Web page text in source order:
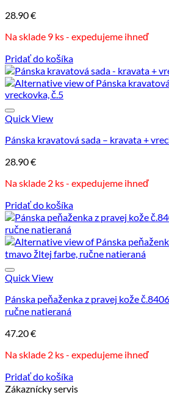
28.90€
Na sklade 9 ks - expedujeme ihneď
Pridať do košíka
Quick View
Pánska kravatová sada – kravata +
28.90€
Na sklade 2 ks - expedujeme ihneď
Pridať do košíka
Quick View
Pánska peňaženka z pravej kože
ručne natieraná
47.20€
Na sklade 2 ks - expedujeme ihneď
Pridať do košíka
Zákaznícky servis